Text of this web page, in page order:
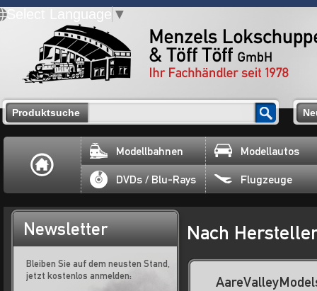
Select Language ▼
Produktsuche
Modellbahnen Modellautos
DVDs / Blu-Rays Flugzeuge
Newsletter
Bleiben Sie auf dem neusten Stand,
jetzt kostenlos anmelden:
Nach